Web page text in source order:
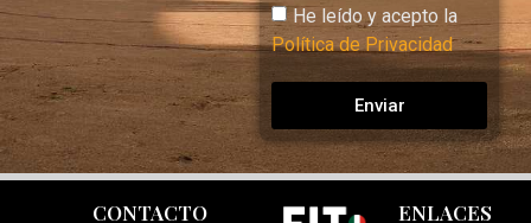
He leído y acepto la
Política de Privacidad
Enviar
CONTACTO ENLACES